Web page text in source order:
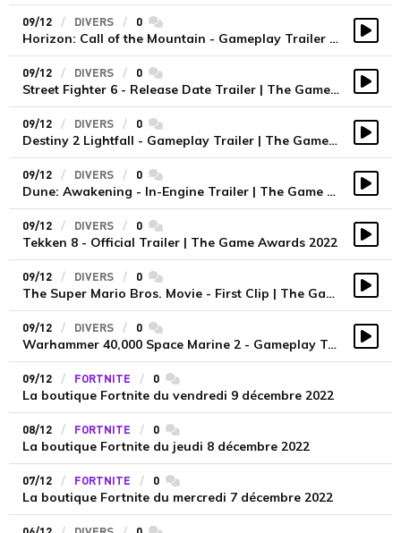
09/12 DIVERS 0 commentaires
Horizon: Call of the Mountain - Gameplay Trailer | The Game Awards 2022
09/12 DIVERS 0 commentaires
Street Fighter 6 - Release Date Trailer | The Game Awards 2022
09/12 DIVERS 0 commentaires
Destiny 2 Lightfall - Gameplay Trailer | The Game Awards 2022
09/12 DIVERS 0 commentaires
Dune: Awakening - In-Engine Trailer | The Game Awards 2022
09/12 DIVERS 0 commentaires
Tekken 8 - Official Trailer | The Game Awards 2022
09/12 DIVERS 0 commentaires
The Super Mario Bros. Movie - First Clip | The Game Awards 2022
09/12 DIVERS 0 commentaires
Warhammer 40,000 Space Marine 2 - Gameplay Trailer | The Game Awards 2022
09/12 FORTNITE 0 commentaires
La boutique Fortnite du vendredi 9 décembre 2022
08/12 FORTNITE 0 commentaires
La boutique Fortnite du jeudi 8 décembre 2022
07/12 FORTNITE 0 commentaires
La boutique Fortnite du mercredi 7 décembre 2022